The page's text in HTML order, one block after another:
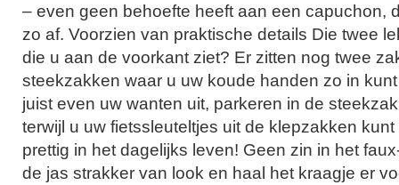
– even geen behoefte heeft aan een capuchon,
zo af. Voorzien van praktische details Die twee
die u aan de voorkant ziet? Er zitten nog twee
steekzakken waar u uw koude handen zo in
juist even uw wanten uit, parkeren in de
terwijl u uw fietssleuteltjes uit de klepzakken
prettig in het dagelijks leven! Geen zin in het
de jas strakker van look en haal het kraagje er